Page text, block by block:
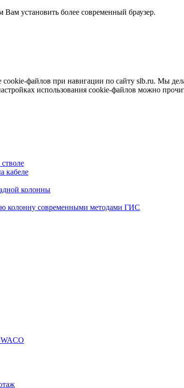
Вам установить более современный браузер.
файлов при навигации по сайту slb.ru. Мы
использования cookie-файлов можно
кабеле
колонны
колонну современными методами ГИС